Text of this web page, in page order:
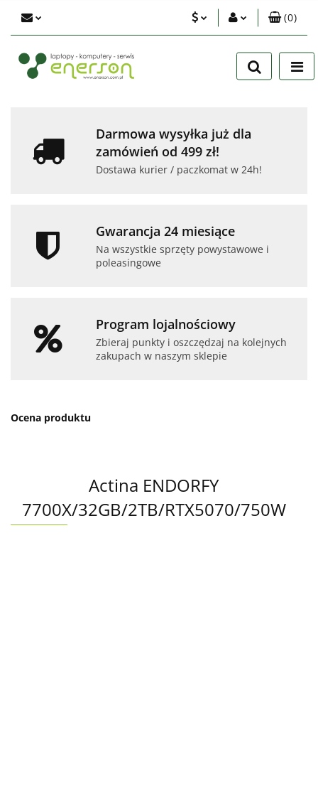
Zaloguj się
Zarejestruj się
(0)
Darmowa wysyłka już dla
zamówień od 499 zł!
Dostawa kurier / paczkomat w 24h!
Gwarancja 24 miesiące
Na wszystkie sprzęty powystawowe i
poleasingowe
Program lojalnościowy
Zbieraj punkty i oszczędzaj na kolejnych
zakupach w naszym sklepie
Ocena produktu
Actina ENDORFY
7700X/32GB/2TB/RTX5070/750W